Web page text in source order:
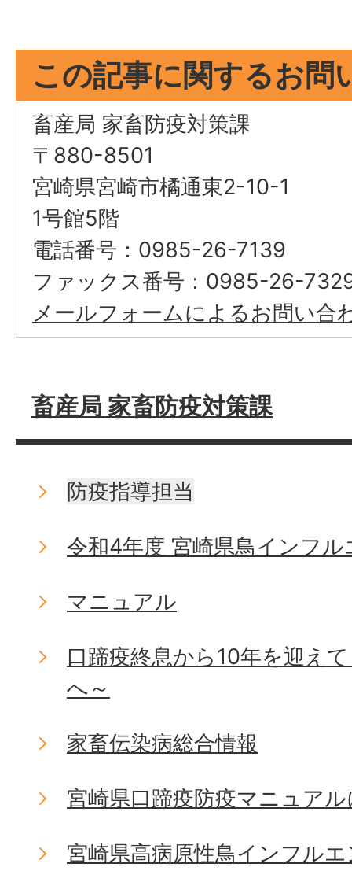
この記事に関するお問
畜産局 家畜防疫対策課
〒880-8501
宮崎県宮崎市橘通東2-10-1
1号館5階
電話番号：0985-26-7139
ファックス番号：0985-26-
メールフォームによるお問い合
畜産局 家畜防疫対策課
防疫指導担当
令和4年度 宮崎県鳥インフ
マニュアル
口蹄疫終息から10年を迎え
へ～
家畜伝染病総合情報
宮崎県口蹄疫防疫マニュア
宮崎県高病原性鳥インフル